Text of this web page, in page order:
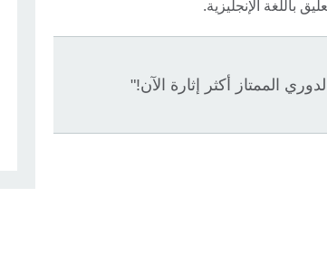
باللغة الإنجليزية.
الممتاز أكثر إثارة الآن!"